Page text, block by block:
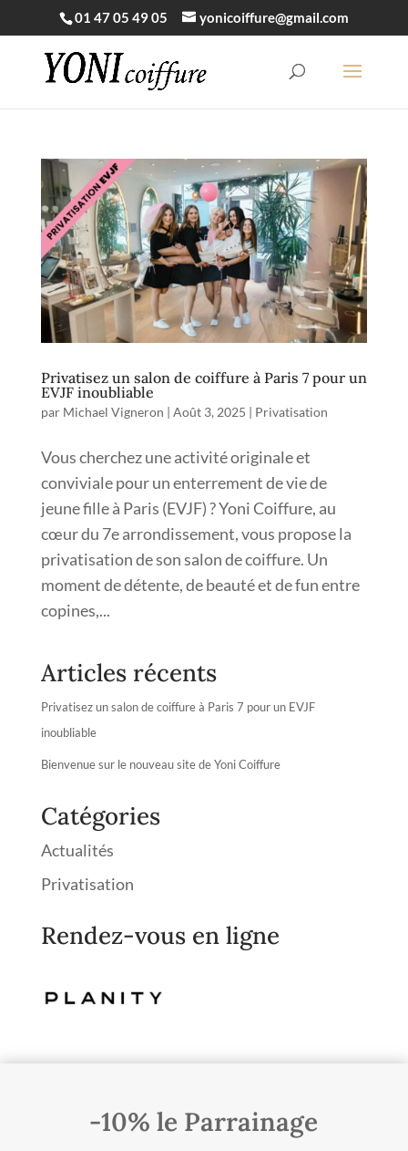
01 47 05 49 05 yonicoiffure@gmail.com
Privatisez un salon de coiffure à Paris 7 pour un
EVJF inoubliable
par Michael Vigneron | Août 3, 2025 | Privatisation
Vous cherchez une activité originale et
conviviale pour un enterrement de vie de
jeune fille à Paris (EVJF) ? Yoni Coiffure, au
cœur du 7e arrondissement, vous propose la
privatisation de son salon de coiffure. Un
moment de détente, de beauté et de fun entre
copines,...
Articles récents
Privatisez un salon de coiffure à Paris 7 pour un EVJF
inoubliable
Bienvenue sur le nouveau site de Yoni Coiffure
Catégories
Actualités
Privatisation
Rendez-vous en ligne
-10% le Parrainage